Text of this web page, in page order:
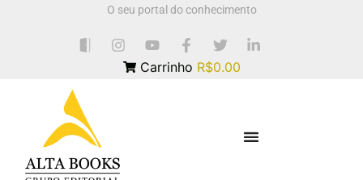
O seu portal do conhecimento
Carrinho R$0.00